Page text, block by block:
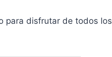
para disfrutar de todos los